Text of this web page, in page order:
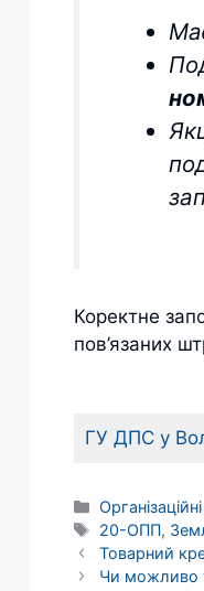
Коректне
пов’язаних
ГУ ДПС у
Категорії
Позначки
20-ОПП,
Товарний
Чи можливо